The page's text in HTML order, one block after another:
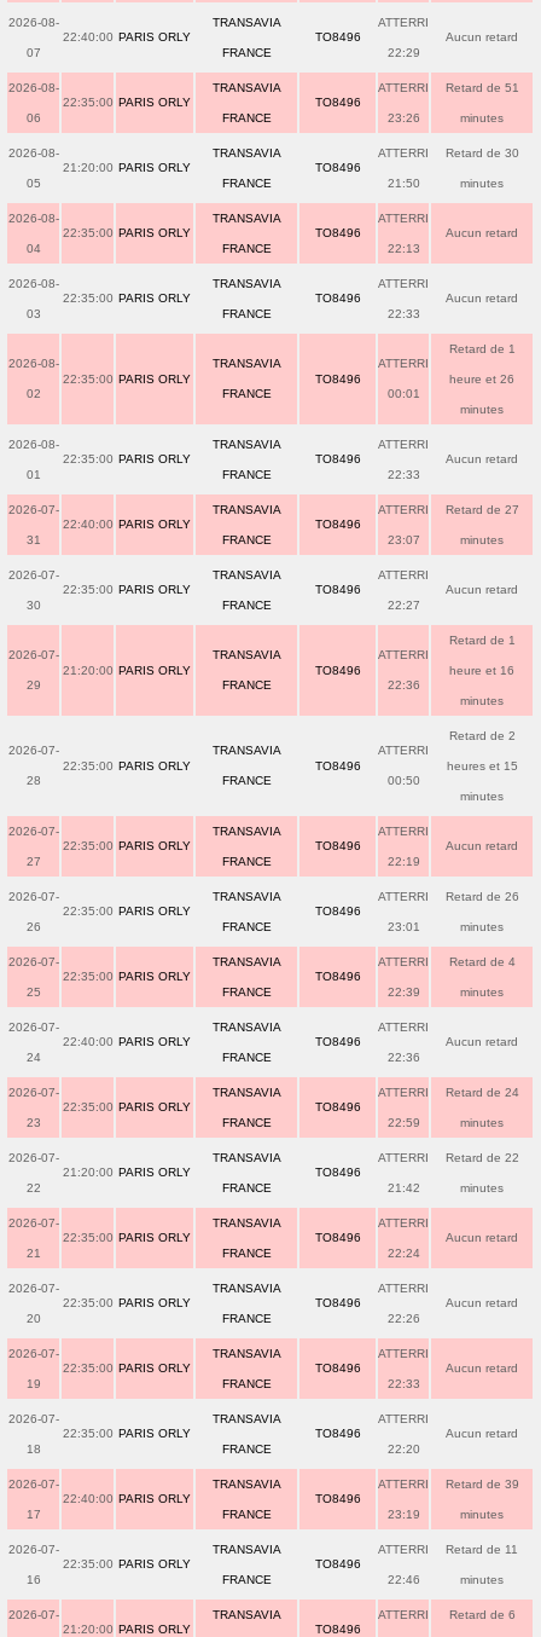
2026-08-
07
22:40:00 PARIS ORLY
TRANSAVIA
FRANCE
TO8496
ATTERRI
22:29
Aucun retard
2026-08-
06
22:35:00 PARIS ORLY
TRANSAVIA
FRANCE
TO8496
ATTERRI
23:26
Retard de 51
minutes
2026-08-
05
21:20:00 PARIS ORLY
TRANSAVIA
FRANCE
TO8496
ATTERRI
21:50
Retard de 30
minutes
2026-08-
04
22:35:00 PARIS ORLY
TRANSAVIA
FRANCE
TO8496
ATTERRI
22:13
Aucun retard
2026-08-
03
22:35:00 PARIS ORLY
TRANSAVIA
FRANCE
TO8496
ATTERRI
22:33
Aucun retard
2026-08-
02
22:35:00 PARIS ORLY
TRANSAVIA
FRANCE
TO8496
ATTERRI
00:01
Retard de 1
heure et 26
minutes
2026-08-
01
22:35:00 PARIS ORLY
TRANSAVIA
FRANCE
TO8496
ATTERRI
22:33
Aucun retard
2026-07-
31
22:40:00 PARIS ORLY
TRANSAVIA
FRANCE
TO8496
ATTERRI
23:07
Retard de 27
minutes
2026-07-
30
22:35:00 PARIS ORLY
TRANSAVIA
FRANCE
TO8496
ATTERRI
22:27
Aucun retard
2026-07-
29
21:20:00 PARIS ORLY
TRANSAVIA
FRANCE
TO8496
ATTERRI
22:36
Retard de 1
heure et 16
minutes
2026-07-
28
22:35:00 PARIS ORLY
TRANSAVIA
FRANCE
TO8496
ATTERRI
00:50
Retard de 2
heures et 15
minutes
2026-07-
27
22:35:00 PARIS ORLY
TRANSAVIA
FRANCE
TO8496
ATTERRI
22:19
Aucun retard
2026-07-
26
22:35:00 PARIS ORLY
TRANSAVIA
FRANCE
TO8496
ATTERRI
23:01
Retard de 26
minutes
2026-07-
25
22:35:00 PARIS ORLY
TRANSAVIA
FRANCE
TO8496
ATTERRI
22:39
Retard de 4
minutes
2026-07-
24
22:40:00 PARIS ORLY
TRANSAVIA
FRANCE
TO8496
ATTERRI
22:36
Aucun retard
2026-07-
23
22:35:00 PARIS ORLY
TRANSAVIA
FRANCE
TO8496
ATTERRI
22:59
Retard de 24
minutes
2026-07-
22
21:20:00 PARIS ORLY
TRANSAVIA
FRANCE
TO8496
ATTERRI
21:42
Retard de 22
minutes
2026-07-
21
22:35:00 PARIS ORLY
TRANSAVIA
FRANCE
TO8496
ATTERRI
22:24
Aucun retard
2026-07-
20
22:35:00 PARIS ORLY
TRANSAVIA
FRANCE
TO8496
ATTERRI
22:26
Aucun retard
2026-07-
19
22:35:00 PARIS ORLY
TRANSAVIA
FRANCE
TO8496
ATTERRI
22:33
Aucun retard
2026-07-
18
22:35:00 PARIS ORLY
TRANSAVIA
FRANCE
TO8496
ATTERRI
22:20
Aucun retard
2026-07-
17
22:40:00 PARIS ORLY
TRANSAVIA
FRANCE
TO8496
ATTERRI
23:19
Retard de 39
minutes
2026-07-
16
22:35:00 PARIS ORLY
TRANSAVIA
FRANCE
TO8496
ATTERRI
22:46
Retard de 11
minutes
2026-07-
21:20:00 PARIS ORLY
TRANSAVIA
TO8496
ATTERRI Retard de 6